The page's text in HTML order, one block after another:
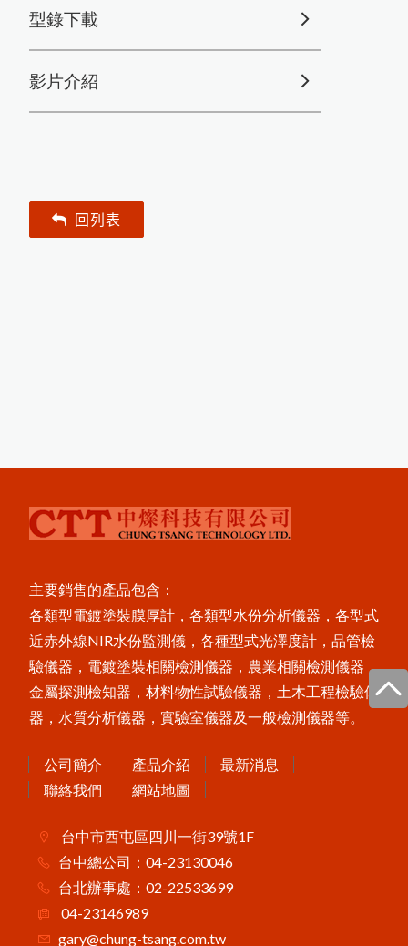
PosiTector D
P
M
L金
屬
表
面
露
點
記
錄
器
HI-700生質燃料水分計
P
o
s
iT
e
c
o
r
U
T
G
超
音
波
測
厚
儀
新
3
種
探
P
o
s
iT
e
t
o
r
S
H
D
電
子
式
橡
膠
硬
度
P
o
s
i
e
c
t
o
r
6
0
0
0
F
X
S
X
t
r
e
m
e
耐
溫
專
用
膜
厚
計
測
磁
吸
環
式
B
r
e
s
l
e
T
e
s
t
金
屬
表
面
含
鹽
量
測
定
儀
X3001數字式附著強度測試儀
P
o
siT
e
s
t
P
C
非
接
觸
式
粉
體
厚
度
測定儀
美
國
P
o
s
i
T
e
c
t
o
r
6
0
0
0
膜
厚
計
台
灣
區
主
要
代
理
商
-
-
中
燦
科
技
P
o
si
T
e
c
t
o
r
B
H
I
電
子
式
巴
可
硬
度計
MT-200木屑水分計
P
o
s
i
T
e
c
t
o
r
C
M
M
I
S
混
凝
土
定
點
濕
度
監
測
器
FD-660紅外線水分計
Novo-Curve小物光澤度計
型錄下載
影片介紹
回列表
主要銷售的產品包含：
各類型電鍍塗裝膜厚計，各類型水份分析儀器，各型式
近赤外線NIR水份監測儀，各種型式光澤度計，品管檢
驗儀器，電鍍塗裝相關檢測儀器，農業相關檢測儀器，
金屬探測檢知器，材料物性試驗儀器，土木工程檢驗儀
器，水質分析儀器，實驗室儀器及一般檢測儀器等。
公司簡介 產品介紹
最新消息
聯絡我們
網站地圖
台中市西屯區四川一街39號1F
台中總公司：04-23130046
台北辦事處：02-22533699
04-23146989
gary@chung-tsang.com.tw